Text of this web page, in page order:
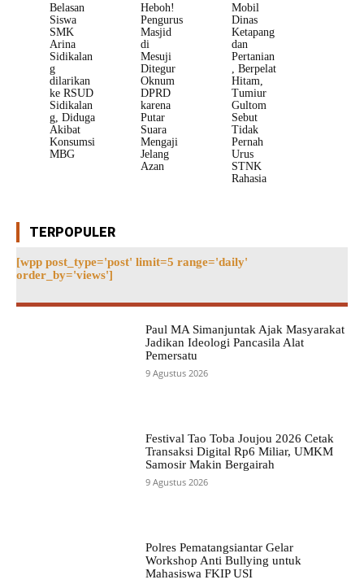
Belasan
Siswa
SMK
Arina
Sidikalan
g
dilarikan
ke RSUD
Sidikalan
g, Diduga
Akibat
Konsumsi
MBG
Heboh!
Pengurus
Masjid
di
Mesuji
Ditegur
Oknum
DPRD
karena
Putar
Suara
Mengaji
Jelang
Azan
Mobil
Dinas
Ketapang
dan
Pertanian
, Berpelat
Hitam,
Tumiur
Gultom
Sebut
Tidak
Pernah
Urus
STNK
Rahasia
TERPOPULER
[wpp post_type='post' limit=5 range='daily'
order_by='views']
Paul MA Simanjuntak Ajak Masyarakat
Jadikan Ideologi Pancasila Alat
Pemersatu
9 Agustus 2026
Festival Tao Toba Joujou 2026 Cetak
Transaksi Digital Rp6 Miliar, UMKM
Samosir Makin Bergairah
9 Agustus 2026
Polres Pematangsiantar Gelar
Workshop Anti Bullying untuk
Mahasiswa FKIP USI